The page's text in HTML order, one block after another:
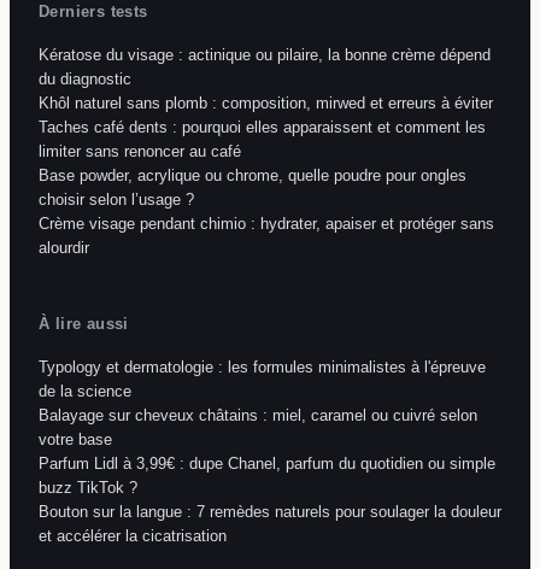
Derniers tests
Kératose du visage : actinique ou pilaire, la bonne crème dépend
du diagnostic
Khôl naturel sans plomb : composition, mirwed et erreurs à éviter
Taches café dents : pourquoi elles apparaissent et comment les
limiter sans renoncer au café
Base powder, acrylique ou chrome, quelle poudre pour ongles
choisir selon l’usage ?
Crème visage pendant chimio : hydrater, apaiser et protéger sans
alourdir
À lire aussi
Typology et dermatologie : les formules minimalistes à l'épreuve
de la science
Balayage sur cheveux châtains : miel, caramel ou cuivré selon
votre base
Parfum Lidl à 3,99€ : dupe Chanel, parfum du quotidien ou simple
buzz TikTok ?
Bouton sur la langue : 7 remèdes naturels pour soulager la douleur
et accélérer la cicatrisation